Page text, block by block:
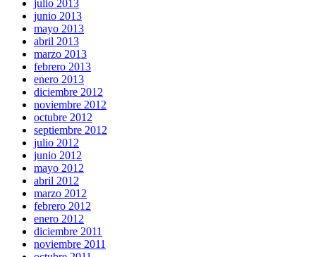
julio 2013
junio 2013
mayo 2013
abril 2013
marzo 2013
febrero 2013
enero 2013
diciembre 2012
noviembre 2012
octubre 2012
septiembre 2012
julio 2012
junio 2012
mayo 2012
abril 2012
marzo 2012
febrero 2012
enero 2012
diciembre 2011
noviembre 2011